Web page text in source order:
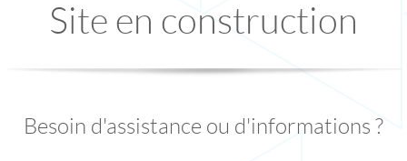
Site en construction
Besoin d'assistance ou d'informations ?